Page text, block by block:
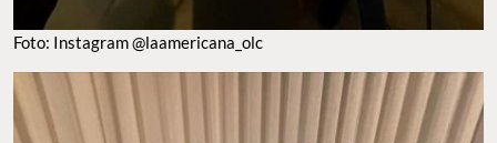
Foto: Instagram @laamericana_olc